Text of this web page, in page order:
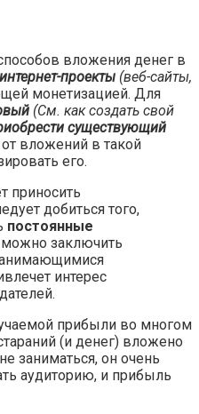
вложения денег в
проекты (веб-сайты,
монетизацией. Для
(См. как создать свой
существующий
вложений в такой
его.
приносить
добиться того,
постоянные
можно заключить
интерес
прибыли во многом
(и денег) вложено
заниматься, он очень
аудиторию, и прибыль